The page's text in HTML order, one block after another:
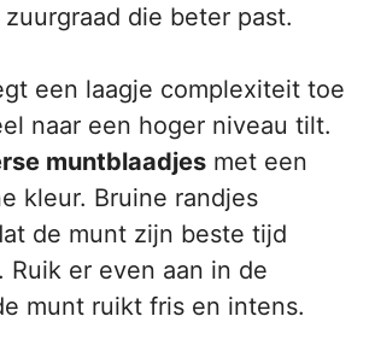
die beter past.
een laagje complexiteit toe
naar een hoger niveau tilt.
muntblaadjes met een
kleur. Bruine randjes
de munt zijn beste tijd
Ruik er even aan in de
munt ruikt fris en intens.